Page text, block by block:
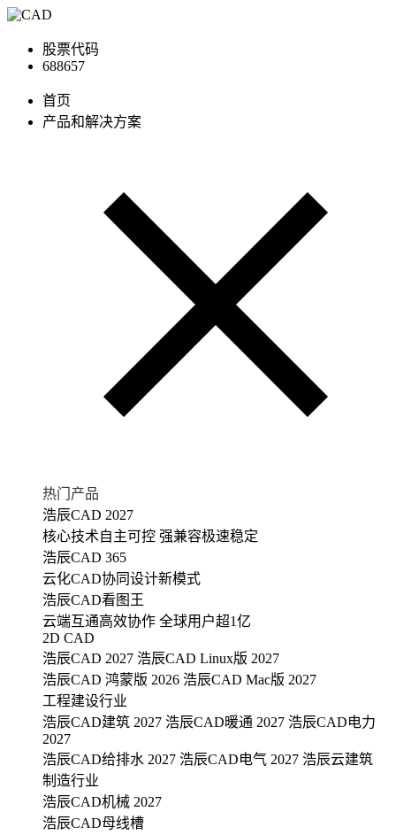
股票代码
688657
首页
产品和解决方案
热门产品
浩辰CAD 2027
核心技术自主可控 强兼容极速稳定
浩辰CAD 365
云化CAD协同设计新模式
浩辰CAD看图王
云端互通高效协作 全球用户超1亿
2D CAD
浩辰CAD 2027 浩辰CAD Linux版 2027
浩辰CAD 鸿蒙版 2026 浩辰CAD Mac版 2027
工程建设行业
浩辰CAD建筑 2027 浩辰CAD暖通 2027 浩辰CAD电力
2027
浩辰CAD给排水 2027 浩辰CAD电气 2027 浩辰云建筑
制造行业
浩辰CAD机械 2027
浩辰CAD母线槽